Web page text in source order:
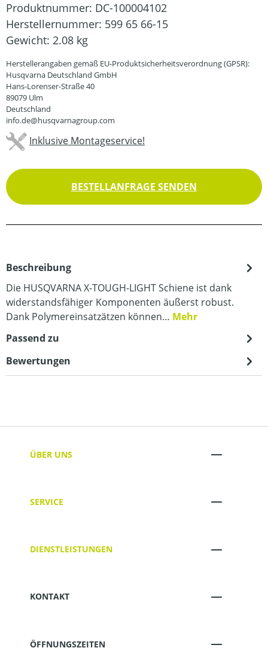
Produktnummer: DC-100004102
Herstellernummer: 599 65 66-15
Gewicht: 2.08 kg
Herstellerangaben gemäß EU-Produktsicherheitsverordnung (GPSR):
Husqvarna Deutschland GmbH
Hans-Lorenser-Straße 40
89079 Ulm
Deutschland
info.de@husqvarnagroup.com
Inklusive Montageservice!
BESTELLANFRAGE SENDEN
Beschreibung
Die HUSQVARNA X-TOUGH-LIGHT Schiene ist dank
widerstandsfähiger Komponenten äußerst robust.
Dank Polymereinsatzätzen können… Mehr
Passend zu
Bewertungen
ÜBER UNS
SERVICE
DIENSTLEISTUNGEN
KONTAKT
ÖFFNUNGSZEITEN